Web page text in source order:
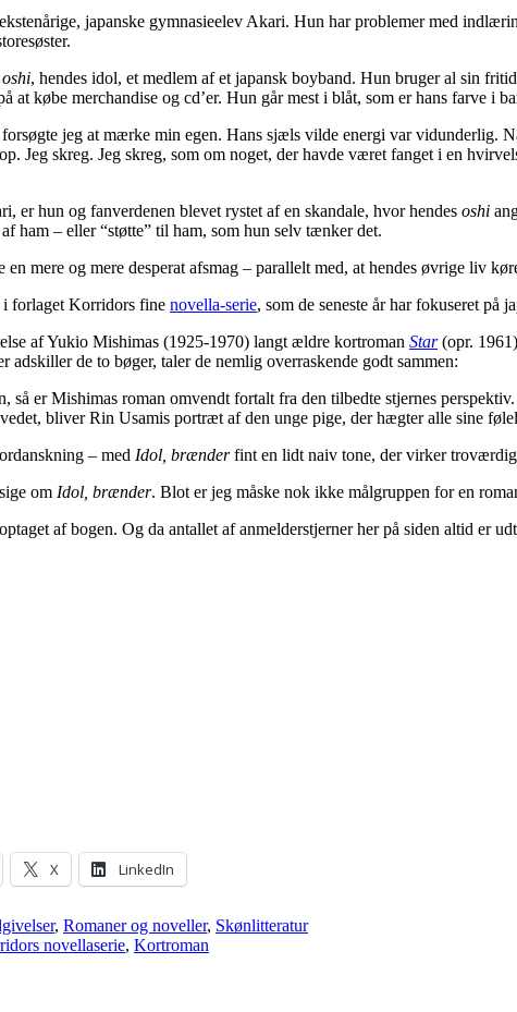
japanske gymnasieelev Akari. Hun har problemer med
oshi, hendes idol, et medlem af et japansk boyband. Hun bruger al sin
at købe merchandise og cd’er. Hun går mest i blåt, som er hans farve i
jeg at mærke min egen. Hans sjæls vilde energi var vidunderlig.
Jeg skreg. Jeg skreg, som om noget, der havde været fanget i en
er hun og fanverdenen blevet rystet af en skandale, hvor hendes oshi
ham – eller “støtte” til ham, som hun selv tænker det.
mere og mere desperat afsmag – parallelt med, at hendes øvrige liv
i forlaget Korridors fine novella-serie, som de seneste år har fokuseret på
af Yukio Mishimas (1925-1970) langt ældre kortroman Star(opr.
adskiller de to bøger, taler de nemlig overraskende godt sammen:
er Mishimas roman omvendt fortalt fra den tilbedte stjernes
bliver Rin Usamis portræt af den unge pige, der hægter alle sine
– med Idol, brænderfint en lidt naiv tone, der virker
om Idol, brænder. Blot er jeg måske nok ikke målgruppen for en
af bogen. Og da antallet af anmelderstjerner her på siden altid er
X LinkedIn
, Romaner og noveller, Skønlitteratur
novellaserie, Kortroman